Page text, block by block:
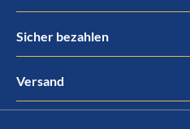
Sicher bezahlen
Versand